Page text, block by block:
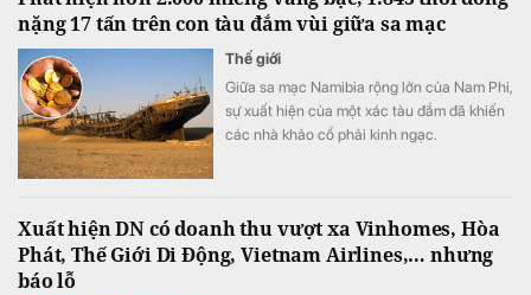
nặng 17 tấn trên con tàu đắm vùi giữa sa mạc
Thế giới
Giữa sa mạc Namibia rộng lớn của Nam Phi,
sự xuất hiện của một xác tàu đắm đã khiến
các nhà khảo cổ phải kinh ngạc.
Xuất hiện DN có doanh thu vượt xa Vinhomes, Hòa
Phát, Thế Giới Di Động, Vietnam Airlines,… nhưng
báo lỗ